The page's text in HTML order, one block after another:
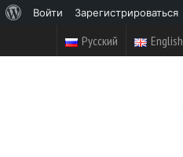
Русский English
WordPress
Войти Зарегистрироваться